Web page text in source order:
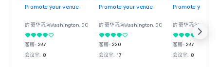
Promote your venue
的 豪华酒店Washington, DC
客房: 237
会议室: 8
Promote your venue
的 豪华酒店Washington, DC
客房: 220
会议室: 17
Promote your
的 豪华酒店
客房: 237
会议室: 8